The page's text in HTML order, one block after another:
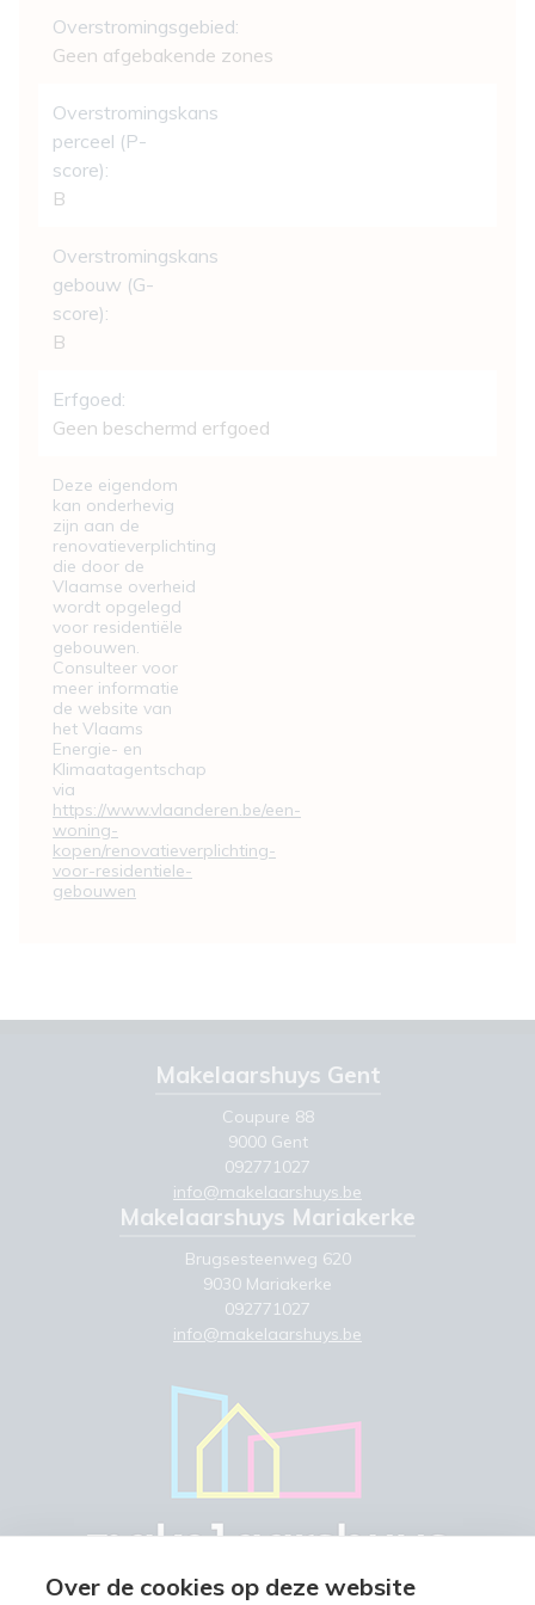
Overstromingsgebied:
Geen afgebakende zones
Overstromingskans
perceel (P-
score):
B
Overstromingskans
gebouw (G-
score):
B
Erfgoed:
Geen beschermd erfgoed
Deze eigendom
kan onderhevig
zijn aan de
renovatieverplichting
die door de
Vlaamse overheid
wordt opgelegd
voor residentiële
gebouwen.
Consulteer voor
meer informatie
de website van
het Vlaams
Energie- en
Klimaatagentschap
via
https://www.vlaanderen.be/een-
woning-
kopen/renovatieverplichting-
voor-residentiele-
gebouwen
Makelaarshuys Gent
Coupure 88
9000 Gent
092771027
info@makelaarshuys.be
Makelaarshuys Mariakerke
Brugsesteenweg 620
9030 Mariakerke
092771027
info@makelaarshuys.be
Over de cookies op deze website